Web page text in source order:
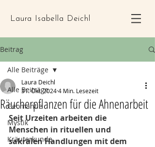
Laura Isabella Deichl
Beitrag
Alle Beiträge
Geomantie
Mystik
Kräuterkunde
Alle Beiträge
Räucherpflanzen für die Ahnenarbeit
Laura Deichl
31. Okt. 20244 Min. Lesezeit
Seit Urzeiten arbeiten die
Menschen in rituellen und
sakralen Handlungen mit dem